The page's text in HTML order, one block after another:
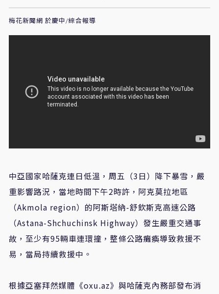
梅花新聞網 於慶中/綜合報導
中亞國家哈薩克連日低溫，周五（3日）降下暴雪，嚴
重影響路況，當地時間下午2時許，阿克莫拉地區
（Akmola region）的阿斯塔納-舒欽斯克高速公路
（Astana-Shchuchinsk Highway）發生嚴重交通事
故，至少有95輛車連環撞，整條公路癱瘓導致救援不
易，當局持續救援中。
根據亞塞拜然媒體《oxu.az》與哈薩克內務部發布消